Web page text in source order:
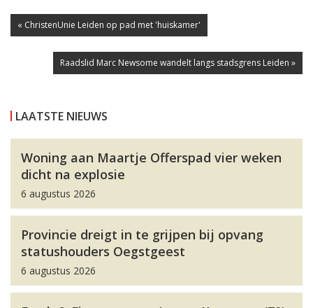
« ChristenUnie Leiden op pad met 'huiskamer'
Raadslid Marc Newsome wandelt langs stadsgrens Leiden »
LAATSTE NIEUWS
Woning aan Maartje Offerspad vier weken
dicht na explosie
6 augustus 2026
Provincie dreigt in te grijpen bij opvang
statushouders Oegstgeest
6 augustus 2026